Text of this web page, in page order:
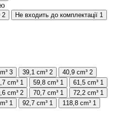
2 Не входить до комплектації 1
3 39,1 cm³ 2 40,9 cm³ 2
cm³ 1 59,8 cm³ 1 61,5 cm³ 1
cm³ 2 70,7 cm³ 1 72,2 cm³ 1
1 92,7 cm³ 1 118,8 cm³ 1